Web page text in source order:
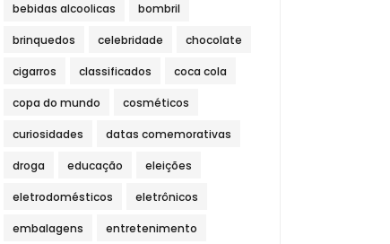
bebidas alcoolicas bombril
brinquedos celebridade chocolate
cigarros classificados coca cola
copa do mundo cosméticos
curiosidades datas comemorativas
droga educação eleições
eletrodomésticos eletrônicos
embalagens entretenimento